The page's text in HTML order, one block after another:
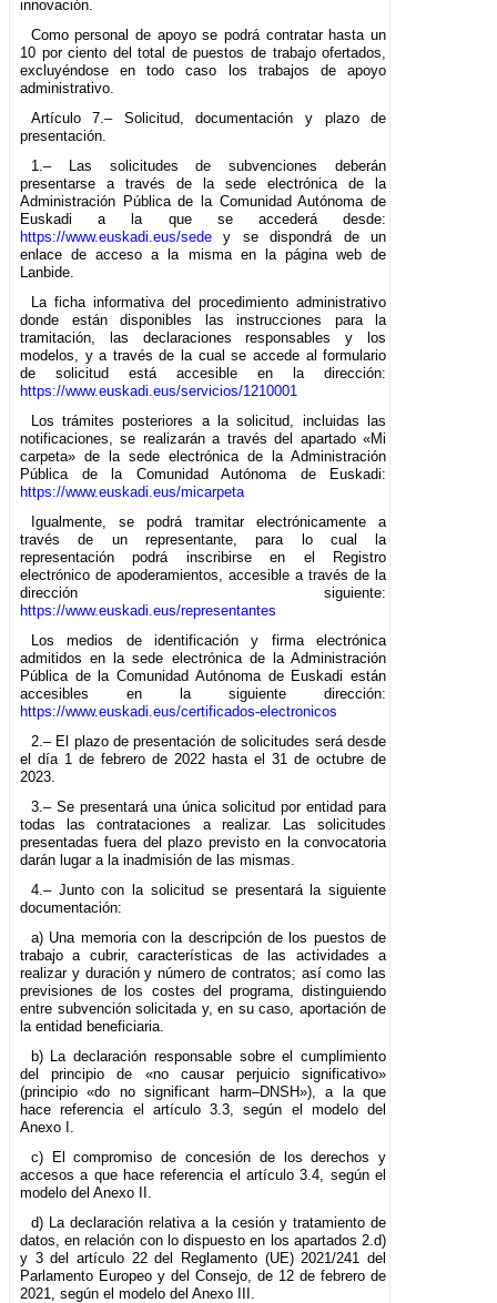
innovación.
Como personal de apoyo se podrá contratar hasta un
10 por ciento del total de puestos de trabajo ofertados,
excluyéndose en todo caso los trabajos de apoyo
administrativo.
Artículo 7.– Solicitud, documentación y plazo de
presentación.
1.– Las solicitudes de subvenciones deberán
presentarse a través de la sede electrónica de la
Administración Pública de la Comunidad Autónoma de
Euskadi a la que se accederá desde:
https://www.euskadi.eus/sede y se dispondrá de un
enlace de acceso a la misma en la página web de
Lanbide.
La ficha informativa del procedimiento administrativo
donde están disponibles las instrucciones para la
tramitación, las declaraciones responsables y los
modelos, y a través de la cual se accede al formulario
de solicitud está accesible en la dirección:
https://www.euskadi.eus/servicios/1210001
Los trámites posteriores a la solicitud, incluidas las
notificaciones, se realizarán a través del apartado «Mi
carpeta» de la sede electrónica de la Administración
Pública de la Comunidad Autónoma de Euskadi:
https://www.euskadi.eus/micarpeta
Igualmente, se podrá tramitar electrónicamente a
través de un representante, para lo cual la
representación podrá inscribirse en el Registro
electrónico de apoderamientos, accesible a través de la
dirección siguiente:
https://www.euskadi.eus/representantes
Los medios de identificación y firma electrónica
admitidos en la sede electrónica de la Administración
Pública de la Comunidad Autónoma de Euskadi están
accesibles en la siguiente dirección:
https://www.euskadi.eus/certificados-electronicos
2.– El plazo de presentación de solicitudes será desde
el día 1 de febrero de 2022 hasta el 31 de octubre de
2023.
3.– Se presentará una única solicitud por entidad para
todas las contrataciones a realizar. Las solicitudes
presentadas fuera del plazo previsto en la convocatoria
darán lugar a la inadmisión de las mismas.
4.– Junto con la solicitud se presentará la siguiente
documentación:
a) Una memoria con la descripción de los puestos de
trabajo a cubrir, características de las actividades a
realizar y duración y número de contratos; así como las
previsiones de los costes del programa, distinguiendo
entre subvención solicitada y, en su caso, aportación de
la entidad beneficiaria.
b) La declaración responsable sobre el cumplimiento
del principio de «no causar perjuicio significativo»
(principio «do no significant harm–DNSH»), a la que
hace referencia el artículo 3.3, según el modelo del
Anexo I.
c) El compromiso de concesión de los derechos y
accesos a que hace referencia el artículo 3.4, según el
modelo del Anexo II.
d) La declaración relativa a la cesión y tratamiento de
datos, en relación con lo dispuesto en los apartados 2.d)
y 3 del artículo 22 del Reglamento (UE) 2021/241 del
Parlamento Europeo y del Consejo, de 12 de febrero de
2021, según el modelo del Anexo III.